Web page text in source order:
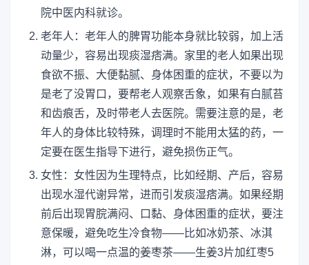
院中医内科就诊。
老年人：老年人的脾胃功能本身就比较弱，加上活
动量少，容易出现痰湿痞满。家里的老人如果出现
食欲不振、大便黏腻、身体困重的症状，不要以为
是老了没胃口，要帮老人观察舌象，如果有白腻苔
和齿痕舌，及时带老人去医院。需要注意的是，老
年人的身体比较特殊，调理时不能用太猛的药，一
定要在医生指导下进行，避免损伤正气。
女性：女性因为生理特点，比如经期、产后，容易
出现水湿代谢异常，进而引发痰湿痞满。如果经期
前后出现胃脘满闷、口黏、身体困重的症状，要注
意保暖，避免吃生冷食物——比如冰奶茶、冰淇
淋，可以喝一点温的姜枣茶——生姜3片加红枣5